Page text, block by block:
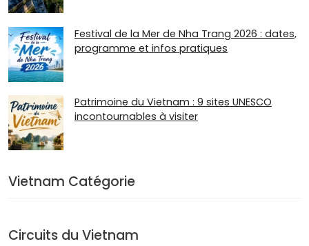
Festival de la Mer de Nha Trang 2026 : dates,
programme et infos pratiques
Patrimoine du Vietnam : 9 sites UNESCO
incontournables à visiter
Vietnam Catégorie
Circuits du Vietnam